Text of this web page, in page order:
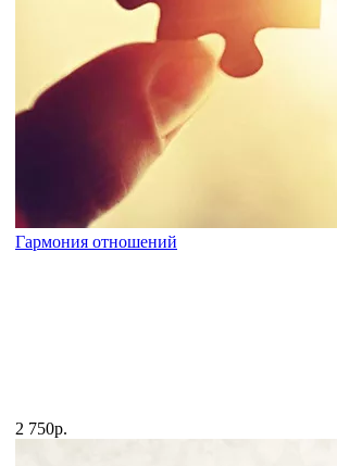
Гармония отношений
2 750р.